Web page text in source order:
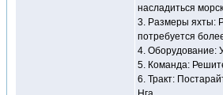
насладиться
3. Размеры яхты:
потребуется
4. Оборудование:
5. Команда:
6. Тракт: